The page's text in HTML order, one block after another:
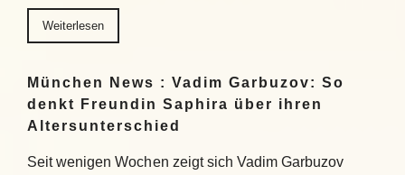
Weiterlesen
München News : Vadim Garbuzov: So
denkt Freundin Saphira über ihren
Altersunterschied
Seit wenigen Wochen zeigt sich Vadim Garbuzov